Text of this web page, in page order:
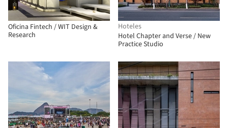
Oficina Fintech / WIT Design &
Research
Hoteles
Hotel Chapter and Verse / New
Practice Studio